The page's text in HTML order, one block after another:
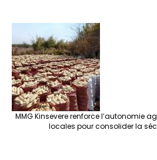
MMG Kinsevere renforce l’autonomie
locales pour consolider la